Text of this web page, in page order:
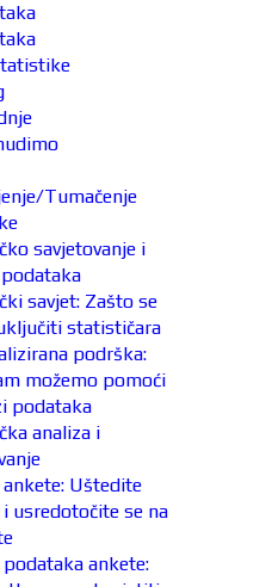
Tumačenje
savjetovanje i
savjet: Zašto se
statističara
podrška:
možemo pomoći
podataka
analiza i
ankete: Uštedite
usredotočite se na
ankete: